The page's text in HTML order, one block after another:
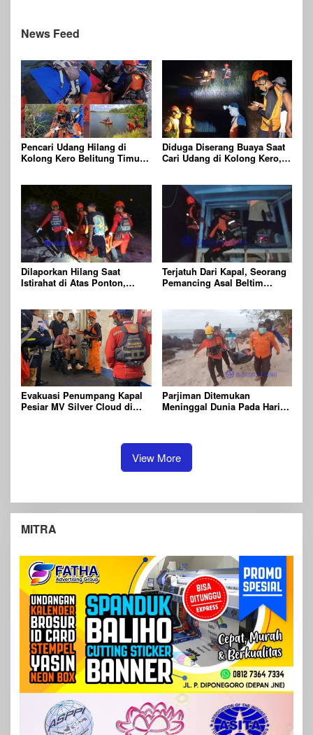
News Feed
Pencari Udang Hilang di
Kolong Kero Belitung Timur,
Diduga Diserang Buaya Saat
Cari Udang di Kolong Kero,
Dilaporkan Hilang Saat
Istirahat di Atas Ponton,
Terjatuh Dari Kapal, Seorang
Pemancing Asal Beltim
Evakuasi Penumpang Kapal
Pesiar MV Silver Cloud di
Parjiman Ditemukan
Meninggal Dunia Pada Hari
View More
MITRA